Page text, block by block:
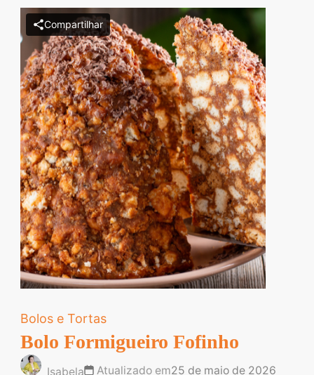
Descubra sobremesas
irresistíveis, refeições
saudáveis e práticas,
além de dicas exclusivas
que vão facilitar sua
vida na cozinha. 🍰🥗
Quer aprender a fazer
um almoço delicioso,
um jantar especial ou
sobremesas de dar água
na boca? Nós temos
tudo o que você
precisa! Explore nosso
site e descubra técnicas
segredos valiosos e
Compartilhar
Bolos e Tortas
Bolo Formigueiro Fofinho
Isabela Atualizado em25 de maio de 2026